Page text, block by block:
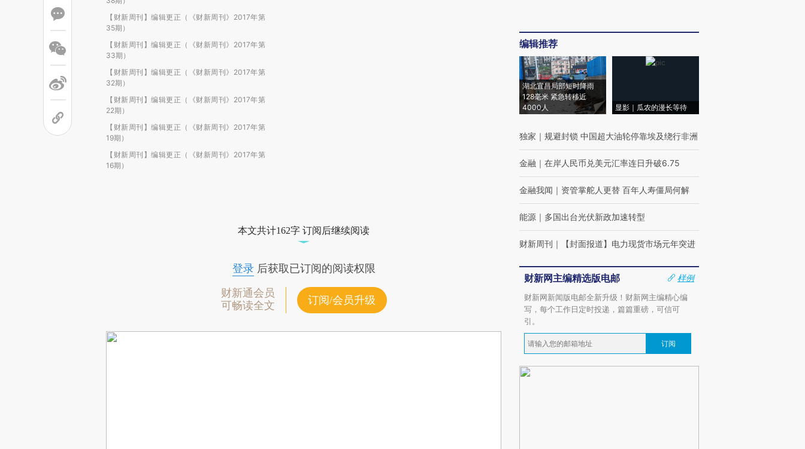
【财新周刊】编辑更正（《财新周刊》2017年第
35期）
【财新周刊】编辑更正（《财新周刊》2017年第
33期）
【财新周刊】编辑更正（《财新周刊》2017年第
32期）
【财新周刊】编辑更正（《财新周刊》2017年第
22期）
【财新周刊】编辑更正（《财新周刊》2017年第
19期）
【财新周刊】编辑更正（《财新周刊》2017年第
16期）
本文共计162字 订阅后继续阅读
登录后获取已订阅的阅读权限
财新通会员
可畅读全文
订阅/会员升级
编辑推荐
湖北宜昌局部短时降雨
128毫米 紧急转移近
4000人
显影｜瓜农的漫长等待
独家 ｜ 规避封锁 中国超大油轮停靠埃及绕行非洲
金融 ｜ 在岸人民币兑美元汇率连日升破6.75
金融我闻 ｜ 资管掌舵人更替 百年人寿僵局何解
能源 ｜ 多国出台光伏新政加速转型
财新周刊 ｜ 【封面报道】电力现货市场元年突进
财新网主编精选版电邮
样例
财新网新闻版电邮全新升级！财新网主编精心编
写，每个工作日定时投递，篇篇重磅，可信可
引。
订阅